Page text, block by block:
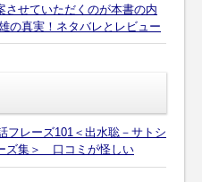
させていただくのが本書の内
の真実！ネタバレとレビュー
フレーズ101＜出水聡－サトシ
ズ集＞ 口コミが怪しい